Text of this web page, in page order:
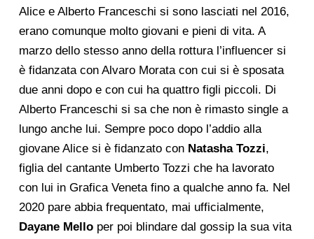
Alice e Alberto Franceschi si sono lasciati nel 2016,
erano comunque molto giovani e pieni di vita. A
marzo dello stesso anno della rottura l’influencer si
è fidanzata con Alvaro Morata con cui si è sposata
due anni dopo e con cui ha quattro figli piccoli. Di
Alberto Franceschi si sa che non è rimasto single a
lungo anche lui. Sempre poco dopo l’addio alla
giovane Alice si è fidanzato con Natasha Tozzi,
figlia del cantante Umberto Tozzi che ha lavorato
con lui in Grafica Veneta fino a qualche anno fa. Nel
2020 pare abbia frequentato, mai ufficialmente,
Dayane Melloper poi blindare dal gossip la sua vita